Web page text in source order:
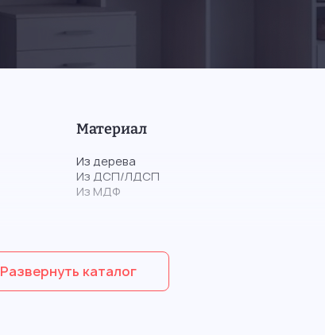
Материал
Из дерева
Из ДСП/ЛДСП
Из МДФ
Развернуть каталог